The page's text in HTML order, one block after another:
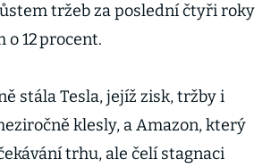
tržeb za poslední čtyři roky
o 12 procent.
stála Tesla, jejíž zisk, tržby i
klesly, a Amazon, který
trhu, ale čelí stagnaci